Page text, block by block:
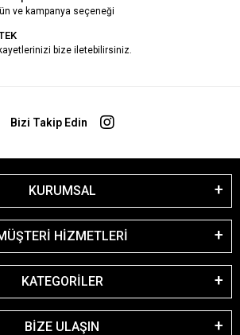
ve kampanya seçeneği
bize iletebilirsiniz.
Bizi Takip Edin
KURUMSAL
HİZMETLERİ
KATEGORİLER
BİZE ULAŞIN